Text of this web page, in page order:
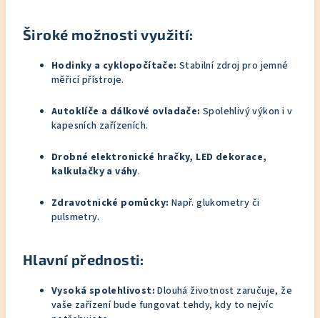
Široké možnosti využití:
Hodinky a cyklopočítače: Stabilní zdroj pro jemné
měřicí přístroje.
Autoklíče a dálkové ovladače: Spolehlivý výkon i v
kapesních zařízeních.
Drobné elektronické hračky, LED dekorace,
kalkulačky a váhy.
Zdravotnické pomůcky: Např.glukometry či
pulsmetry.
Hlavní přednosti:
Vysoká spolehlivost: Dlouhá životnost zaručuje, že
vaše zařízení bude fungovat tehdy, kdy to nejvíc